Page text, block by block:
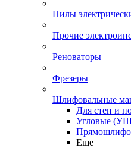
Пилы
Прочие
Реноваторы
Фрезеры
Шлифовальные
Для стен и
Угловые
Еще